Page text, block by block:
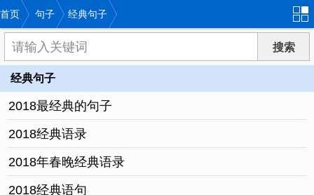
首页 句子 经典句子
经典句子
2018最经典的句子
2018经典语录
2018年春晚经典语录
2018经典语句